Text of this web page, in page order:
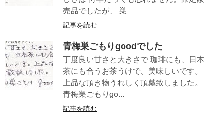
売品でしたが、 巣...
記事を読む
青梅巣ごもりgoodでした
丁度良い甘さと大きさで 珈琲にも、日本
茶にも合うお茶うけで、美味しいです。
上品な頂き物うれしく頂戴致しました。
青梅巣ごもりgo...
記事を読む